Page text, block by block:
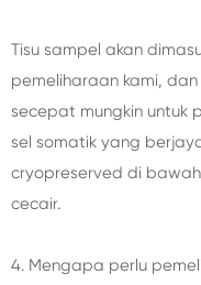
Tisu sampel akan
pemeliharaan kami,
secepat mungkin untuk
sel somatik yang
cryopreserved di
cecair.
4. Mengapa perlu